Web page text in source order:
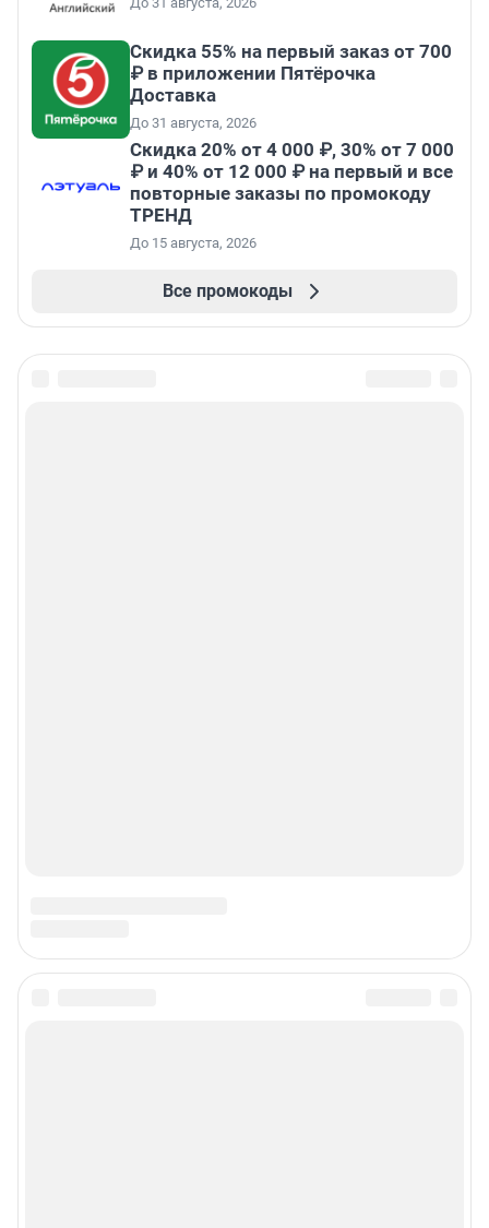
Скидка 55% на первый заказ от 700
₽ в приложении Пятёрочка
Доставка
До 31 августа, 2026
Скидка 20% от 4 000 ₽, 30% от 7 000
₽ и 40% от 12 000 ₽ на первый и все
повторные заказы по промокоду
ТРЕНД
До 15 августа, 2026
Все промокоды